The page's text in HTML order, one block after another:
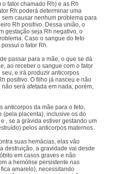
fator chamado Rh) e as Rh
Rh poderá determinar uma
sem causar nenhum problema para
Rh positivo. Dessa união, o
gestação seja Rh negativo, o
Caso o sangue do feto
o fator Rh.
passar para a mãe, o que se dá
ao receber o sangue com o fator
e irá produzir anticorpos
positivo. O filho já nasceu e não
será afetada em nada, porém,
anticorpos da mãe para o feto,
(pela placenta), inclusive os do
, se a grávida estiver gestando um
pelos anticorpos maternos.
suas hemácias, elas vão
destruição, a gravidade vai desde
em casos graves e não
a hemólise persistente nas
amarelo), necessitando